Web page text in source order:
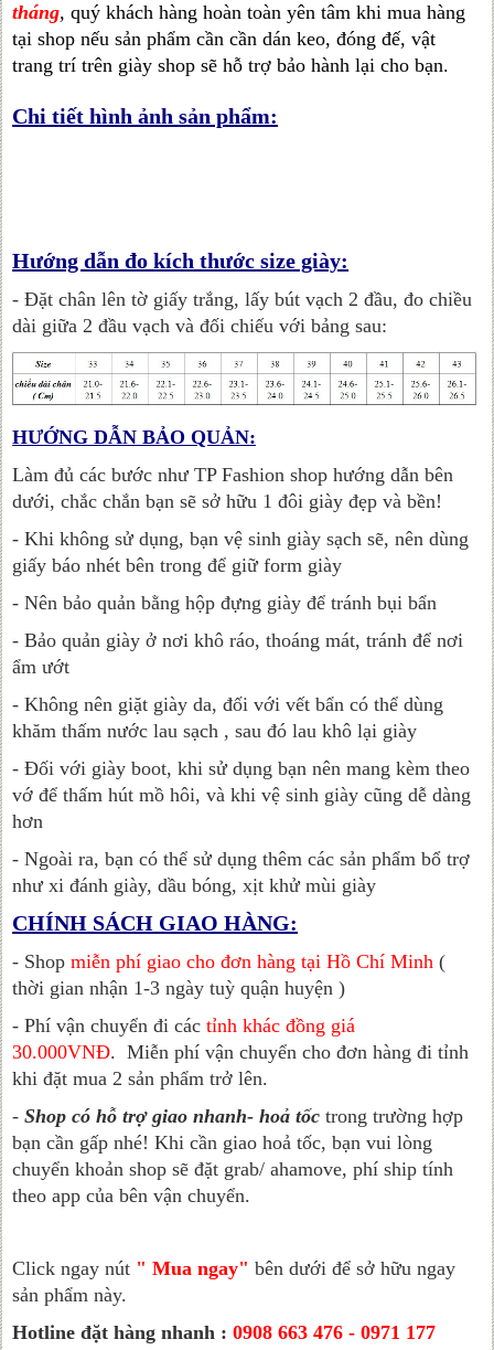
tháng, quý khách hàng hoàn toàn yên tâm khi mua hàng
tại shop nếu sản phẩm cần cần dán keo, đóng đế, vật
trang trí trên giày shop sẽ hỗ trợ bảo hành lại cho bạn.
Chi tiết hình ảnh sản phẩm:
Hướng dẫn đo kích thước size giày:
- Đặt chân lên tờ giấy trắng, lấy bút vạch 2 đầu, đo chiều
dài giữa 2 đầu vạch và đối chiếu với bảng sau:
HƯỚNG DẪN BẢO QUẢN:
Làm đủ các bước như TP Fashion shop hướng dẫn bên
dưới, chắc chắn bạn sẽ sở hữu 1 đôi giày đẹp và bền!
- Khi không sử dụng, bạn vệ sinh giày sạch sẽ, nên dùng
giấy báo nhét bên trong để giữ form giày
- Nên bảo quản bằng hộp đựng giày để tránh bụi bẩn
- Bảo quản giày ở nơi khô ráo, thoáng mát, tránh để nơi
ẩm ướt
- Không nên giặt giày da, đối với vết bẩn có thể dùng
khăm thấm nước lau sạch , sau đó lau khô lại giày
- Đối với giày boot, khi sử dụng bạn nên mang kèm theo
vớ để thấm hút mồ hôi, và khi vệ sinh giày cũng dễ dàng
hơn
- Ngoài ra, bạn có thể sử dụng thêm các sản phẩm bổ trợ
như xi đánh giày, dầu bóng, xịt khử mùi giày
CHÍNH SÁCH GIAO HÀNG:
- Shopmiễn phí giao cho đơn hàng tại Hồ Chí Minh (
thời gian nhận 1-3 ngày tuỳ quận huyện )
- Phí vận chuyển đi cáctỉnh khác đồng giá
30.000VNĐ. Miễn phí vận chuyển cho đơn hàng đi tỉnh
khi đặt mua 2 sản phẩm trở lên.
-Shop có hỗ trợ giao nhanh- hoả tốc trong trường hợp
bạn cần gấp nhé! Khi cần giao hoả tốc, bạn vui lòng
chuyển khoản shop sẽ đặt grab/ ahamove, phí ship tính
theo app của bên vận chuyển.
Click ngay nút " Mua ngay"bên dưới để sở hữu ngay
sản phẩm này.
Hotline đặt hàng nhanh :0908 663 476 - 0971 177